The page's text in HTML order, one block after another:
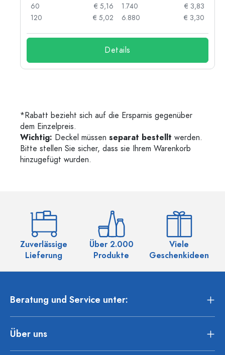
60
€ 5,16
120
€ 5,02
1.740
€ 3,83
6.880
€ 3,30
Details
*Rabatt bezieht sich auf die Ersparnis gegenüber
dem Einzelpreis.
Wichtig: Deckel müssen separat bestellt werden.
Bitte stellen Sie sicher, dass sie Ihrem Warenkorb
hinzugefügt wurden.
Zuverlässige
Lieferung
Über 2.000
Produkte
Viele
Geschenkideen
Beratung und Service unter:
Über uns